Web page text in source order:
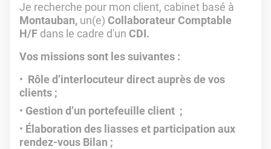
Je recherche pour mon client, cabinet basé à
Montauban, un(e) Collaborateur Comptable
H/F dans le cadre d'un CDI.
Vos missions sont les suivantes :
Rôle d’interlocuteur direct auprès de vos
clients ;
Gestion d’un portefeuille client ;
Élaboration des liasses et participation aux
rendez-vous Bilan ;